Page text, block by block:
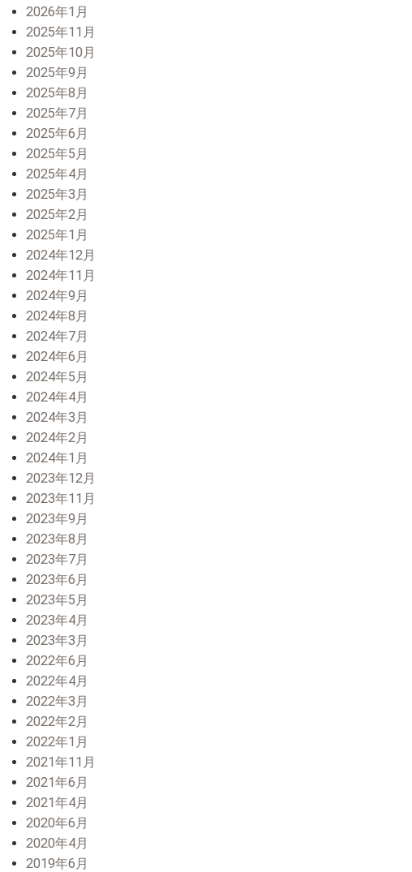
2026年1月
2025年11月
2025年10月
2025年9月
2025年8月
2025年7月
2025年6月
2025年5月
2025年4月
2025年3月
2025年2月
2025年1月
2024年12月
2024年11月
2024年9月
2024年8月
2024年7月
2024年6月
2024年5月
2024年4月
2024年3月
2024年2月
2024年1月
2023年12月
2023年11月
2023年9月
2023年8月
2023年7月
2023年6月
2023年5月
2023年4月
2023年3月
2022年6月
2022年4月
2022年3月
2022年2月
2022年1月
2021年11月
2021年6月
2021年4月
2020年6月
2020年4月
2019年6月